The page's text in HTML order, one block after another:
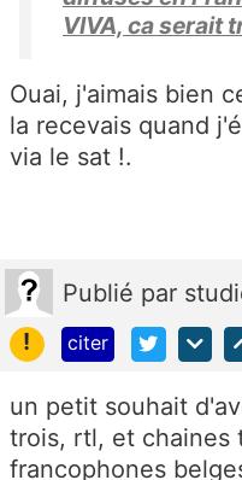
VIVA, ca serait
Ouai, j'aimais bien
la recevais quand
via le sat !.
Publié par
!
citer
un petit souhait
trois, rtl, et chaines
francophones